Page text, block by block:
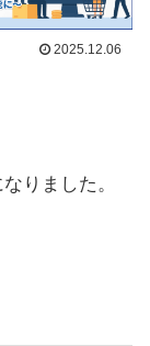
2025.12.06
りました。